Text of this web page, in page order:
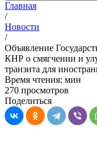
Главная
/
Новости
/
Объявление
КНР о смягчении и
транзита для
Время чтения: мин
270 просмотров
Поделиться